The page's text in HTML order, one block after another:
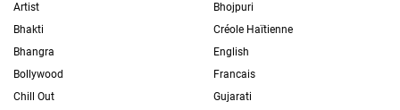
Artist
Bhakti
Bhangra
Bollywood
Chill Out
Bhojpuri
Créole Haïtienne
English
Francais
Gujarati